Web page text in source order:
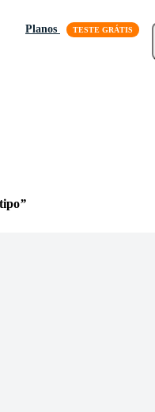
Planos